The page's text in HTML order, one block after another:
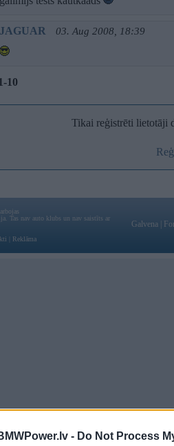
- Do Not Process
JAGUAR 03. Aug 2008, 18:39
10
Tikai reģistrēti lietotāji
Tas nav auto klubs un nav saistīts ar
Reklāma
Galvena